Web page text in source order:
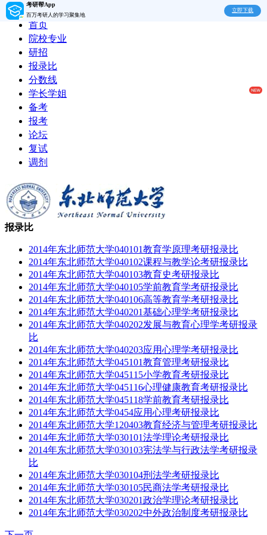
考研帮App
百万考研人的学习聚集地
立即下载
首页
院校专业
研招
报录比
分数线
学长学姐
备考
报考
论坛
复试
调剂
报录比
2014年东北师范大学040101教育学原理考研报录比
2014年东北师范大学040102课程与教学论考研报录比
2014年东北师范大学040103教育史考研报录比
2014年东北师范大学040105学前教育学考研报录比
2014年东北师范大学040106高等教育学考研报录比
2014年东北师范大学040201基础心理学考研报录比
2014年东北师范大学040202发展与教育心理学考研报录
比
2014年东北师范大学040203应用心理学考研报录比
2014年东北师范大学045101教育管理考研报录比
2014年东北师范大学045115小学教育考研报录比
2014年东北师范大学045116心理健康教育考研报录比
2014年东北师范大学045118学前教育考研报录比
2014年东北师范大学0454应用心理考研报录比
2014年东北师范大学120403教育经济与管理考研报录比
2014年东北师范大学030101法学理论考研报录比
2014年东北师范大学030103宪法学与行政法学考研报录
比
2014年东北师范大学030104刑法学考研报录比
2014年东北师范大学030105民商法学考研报录比
2014年东北师范大学030201政治学理论考研报录比
2014年东北师范大学030202中外政治制度考研报录比